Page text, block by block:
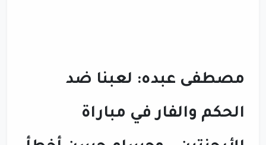
مصطفى عبده: لعبنا ضد
الحكم والفار في مباراة